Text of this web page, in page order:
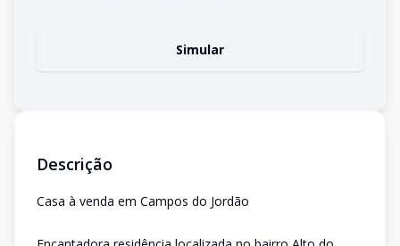
Simular
Descrição
Casa à venda em Campos do Jordão